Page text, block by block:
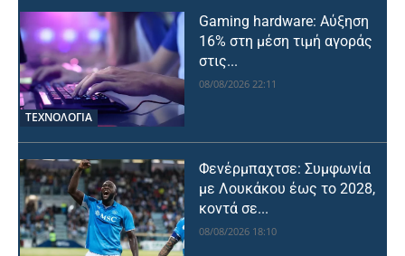
ΤΕΧΝΟΛΟΓΙΑ
Gaming hardware: Αύξηση
16% στη μέση τιμή αγοράς
στις...
08/08/2026 22:11
Φενέρμπαχτσε: Συμφωνία
με Λουκάκου έως το 2028,
κοντά σε...
08/08/2026 18:10